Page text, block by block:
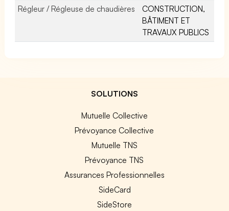
Régleur / Régleuse de chaudières
CONSTRUCTION,
BÂTIMENT ET
TRAVAUX PUBLICS
SOLUTIONS
Mutuelle Collective
Prévoyance Collective
Mutuelle TNS
Prévoyance TNS
Assurances Professionnelles
SideCard
SideStore